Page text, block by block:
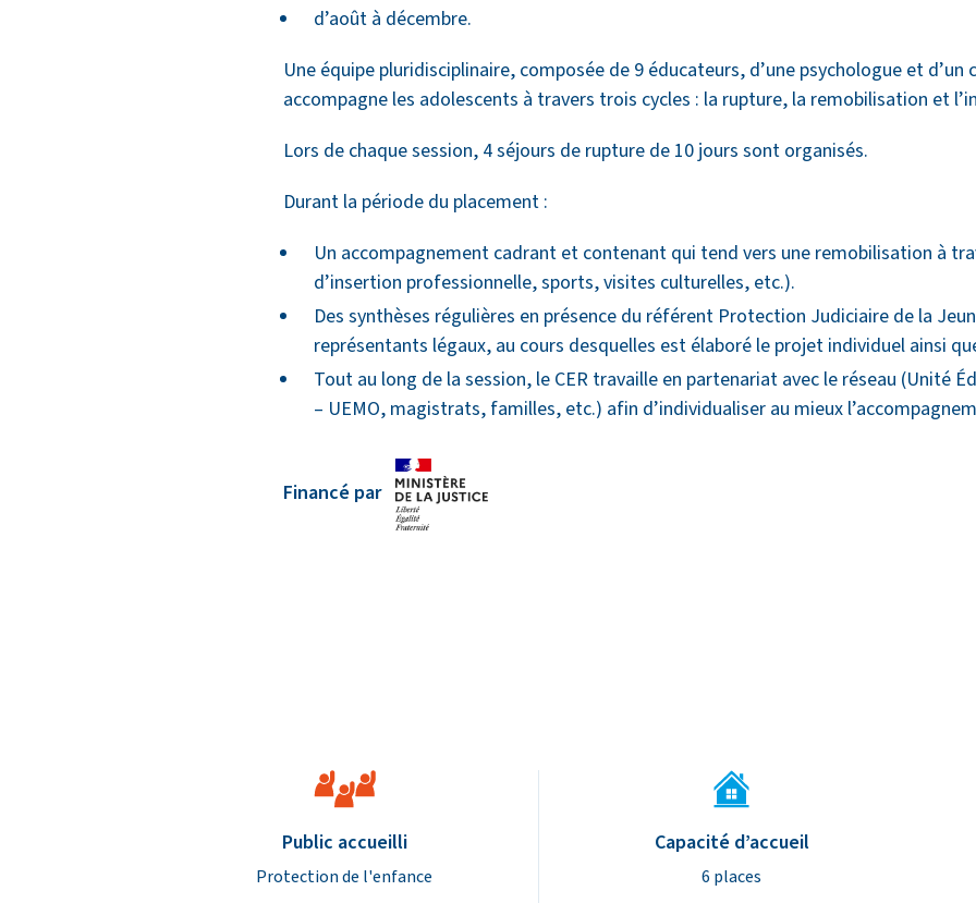
d’août à décembre.
Une équipe pluridisciplinaire, composée de 9 éducateurs, d’une psychologue et d’un
accompagne les adolescents à travers trois cycles : la rupture, la remobilisation et
Lors de chaque session, 4 séjours de rupture de 10 jours sont organisés.
Durant la période du placement :
Un accompagnement cadrant et contenant qui tend vers une remobilisation à
d’insertion professionnelle, sports, visites culturelles, etc.).
Des synthèses régulières en présence du référent Protection Judiciaire de la
représentants légaux, au cours desquelles est élaboré le projet individuel ainsi
Tout au long de la session, le CER travaille en partenariat avec le réseau (Unité
– UEMO, magistrats, familles, etc.) afin d’individualiser au mieux
Financé par
Caractéristiques de l’établissement
Public accueilli
Protection de l'enfance
Capacité d’accueil
6 places